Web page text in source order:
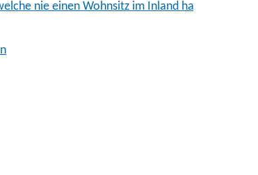
nie einen Wohnsitz im Inland hatten